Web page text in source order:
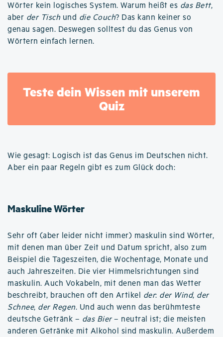
Wörter kein logisches System. Warum heißt es das Bett,
aber der Tisch und die Couch? Das kann keiner so
genau sagen. Deswegen solltest du das Genus von
Wörtern einfach lernen.
Teste dein Wissen mit unserem
Quiz
Wie gesagt: Logisch ist das Genus im Deutschen nicht.
Aber ein paar Regeln gibt es zum Glück doch:
Maskuline Wörter
Sehr oft (aber leider nicht immer) maskulin sind Wörter,
mit denen man über Zeit und Datum spricht, also zum
Beispiel die Tageszeiten, die Wochentage, Monate und
auch Jahreszeiten. Die vier Himmelsrichtungen sind
maskulin. Auch Vokabeln, mit denen man das Wetter
beschreibt, brauchen oft den Artikel der: der Wind, der
Schnee, der Regen. Und auch wenn das berühmteste
deutsche Getränk – das Bier– neutral ist; die meisten
anderen Getränke mit Alkohol sind maskulin. Außerdem